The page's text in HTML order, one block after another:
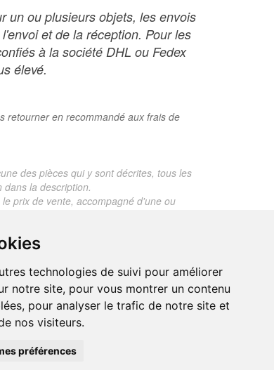
technologies de suivi pour améliorer
notre site, pour vous montrer un contenu
pour analyser le trafic de notre site et
nos visiteurs.
préférences
un ou plusieurs objets, les envois
et de la réception. Pour les
à la société DHL ou Fedex
élevé.
retourner en recommandé aux frais de
des pièces qui y sont décrites, tous les
la description.
prix de vente, accompagné d'une ou
le prix est supérieur à 130 euros. En
rapport d'expertise pour les objets